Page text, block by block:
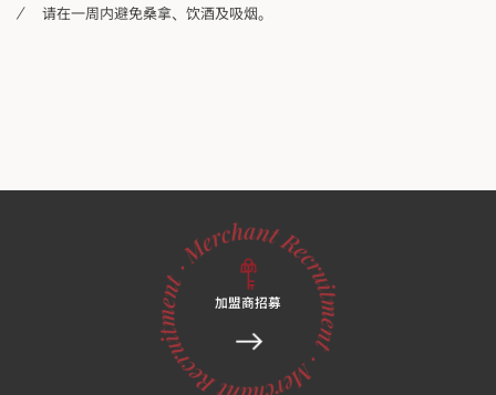
请在一周内避免桑拿、饮酒及吸烟。
加盟商招募